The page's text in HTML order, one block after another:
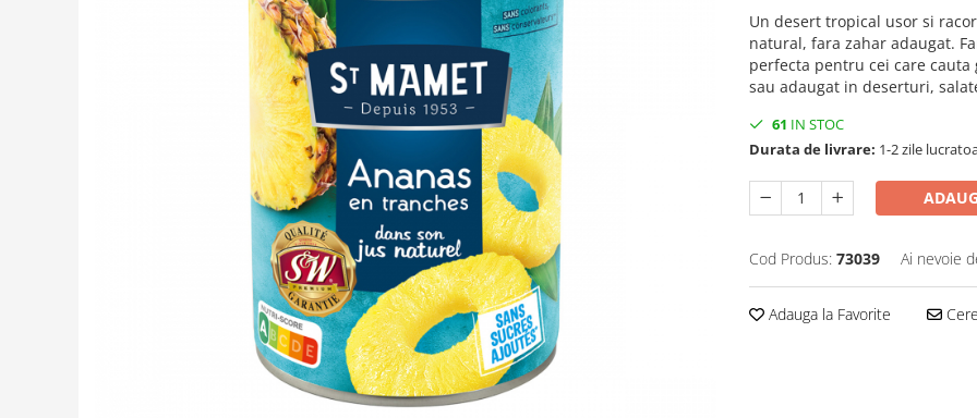
Un desert tropical usor si
natural, fara zahar adaugat.
perfecta pentru cei care
sau adaugat in deserturi,
61 IN STOC
Durata de livrare: 1-2 zile
Cod Produs: 73039 Ai nevoie
Adauga la Favorite